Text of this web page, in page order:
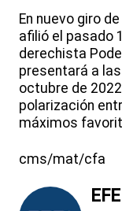
En nuevo giro
afilió el pasado
derechista
presentará a
octubre de
polarización
máximos
cms/mat/cfa
EFE